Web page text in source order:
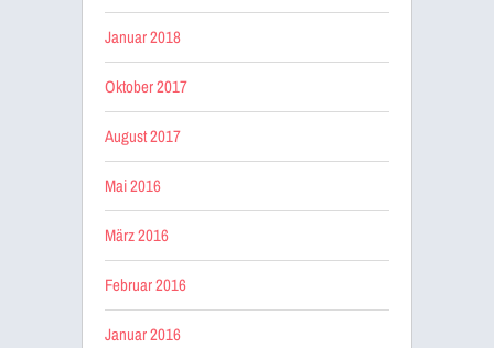
Januar 2018
Oktober 2017
August 2017
Mai 2016
März 2016
Februar 2016
Januar 2016